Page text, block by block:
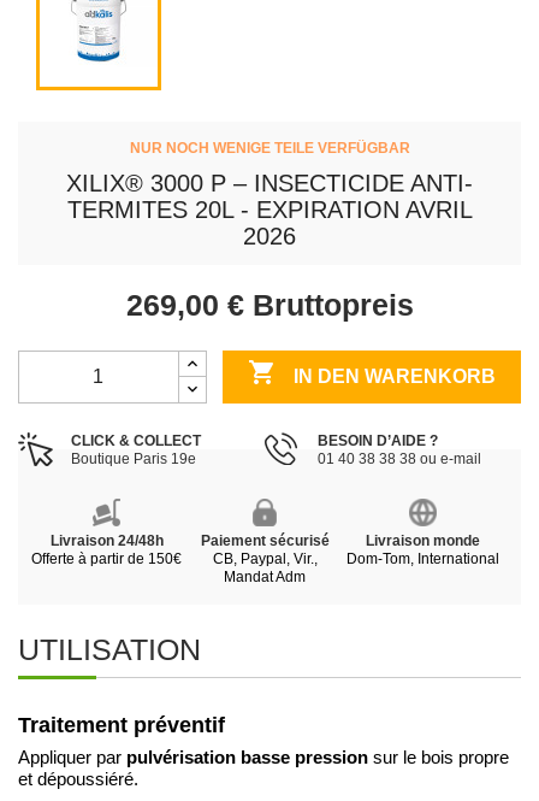
NUR NOCH WENIGE TEILE VERFÜGBAR
XILIX® 3000 P – INSECTICIDE ANTI-
TERMITES 20L - EXPIRATION AVRIL
2026
269,00 € Bruttopreis
 IN DEN WARENKORB
CLICK & COLLECT
Boutique Paris 19e
BESOIN D’AIDE ?
01 40 38 38 38 ou e-mail
Livraison 24/48h
Offerte à partir de 150€
Paiement sécurisé
CB, Paypal, Vir.,
Mandat Adm
Livraison monde
Dom-Tom, International
UTILISATION
Traitement préventif
Appliquer par pulvérisation basse pression sur le bois propre
et dépoussiéré.